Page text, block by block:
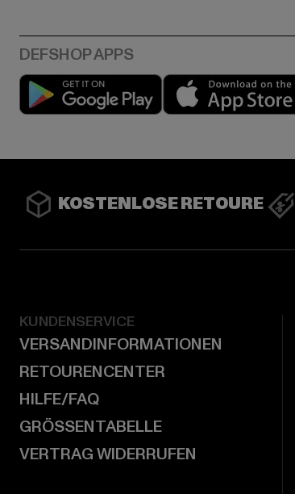
Play market
KOSTENLOSE RETOURE
KUNDENSERVICE
VERSANDINFORMATIONEN
RETOURENCENTER
HILFE/FAQ
GRÖSSENTABELLE
VERTRAG WIDERRUFEN